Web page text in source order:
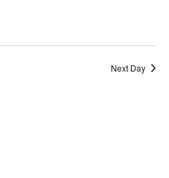
Next Day